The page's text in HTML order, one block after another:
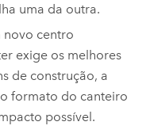
uma da outra.
novo centro
exige os melhores
de construção, a
formato do canteiro
possível.